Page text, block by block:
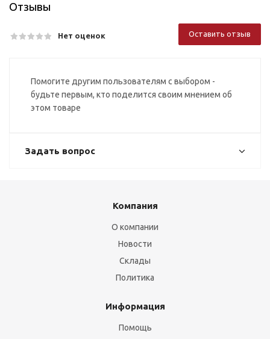
Отзывы
Нет оценок Оставить отзыв
Помогите другим пользователям с выбором -
будьте первым, кто поделится своим мнением об
этом товаре
Задать вопрос
Компания
О компании
Новости
Склады
Политика
Информация
Помощь